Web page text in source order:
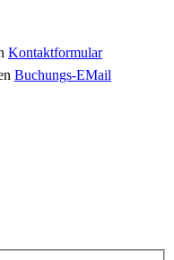
Kontaktformular
Buchungs-EMail